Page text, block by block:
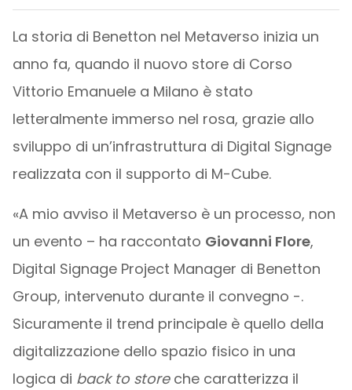
La storia di Benetton nel Metaverso inizia un
anno fa, quando il nuovo store di Corso
Vittorio Emanuele a Milano è stato
letteralmente immerso nel rosa, grazie allo
sviluppo di un’infrastruttura di Digital Signage
realizzata con il supporto di M-Cube.
«A mio avviso il Metaverso è un processo, non
un evento – ha raccontato Giovanni Flore,
Digital Signage Project Manager di Benetton
Group, intervenuto durante il convegno -.
Sicuramente il trend principale è quello della
digitalizzazione dello spazio fisico in una
logica di back to storeche caratterizza il